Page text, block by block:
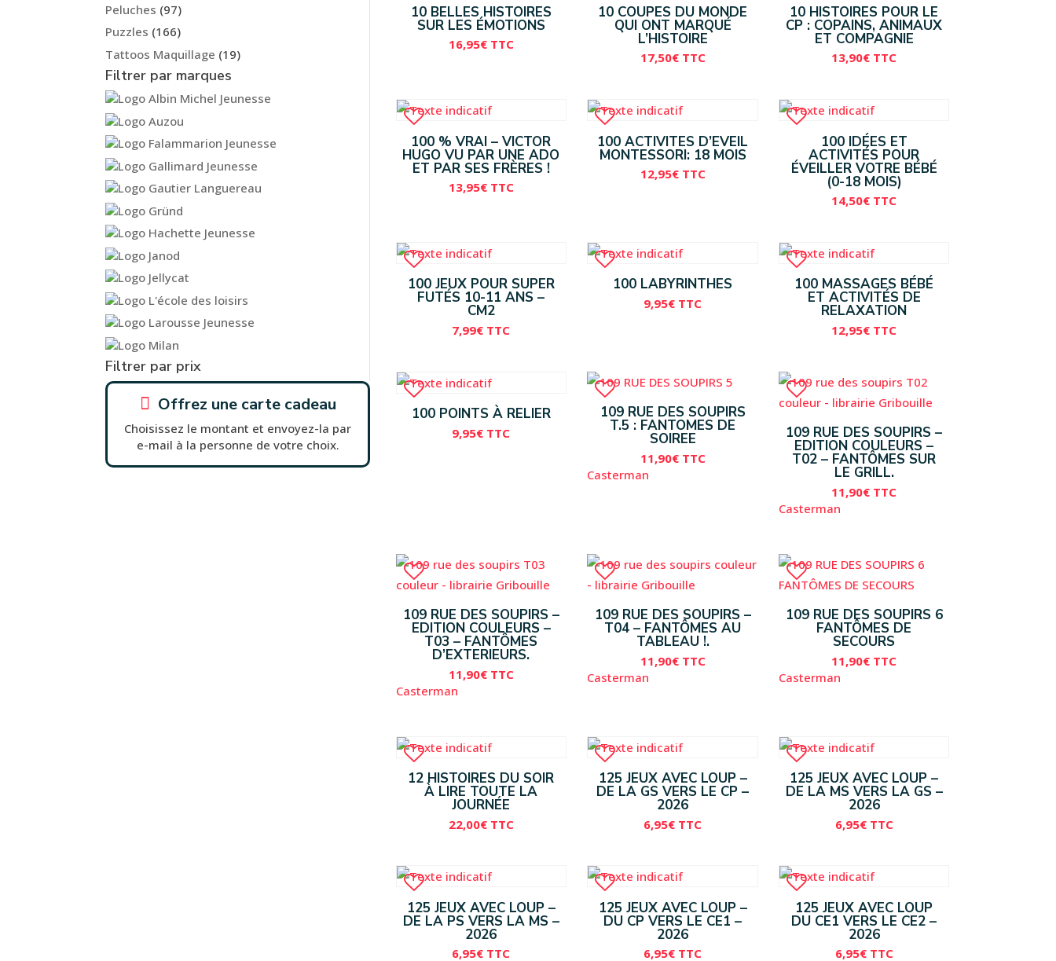
Peluches (97)
Puzzles (166)
Tattoos Maquillage (19)
Filtrer par marques
Filtrer par prix
 Offrez une carte cadeau
Choisissez le montant et envoyez-la par
e-mail à la personne de votre choix.
10 BELLES HISTOIRES
SUR LES ÉMOTIONS
16,95€ TTC
10 COUPES DU MONDE
QUI ONT MARQUÉ
L’HISTOIRE
17,50€ TTC
10 HISTOIRES POUR LE
CP : COPAINS, ANIMAUX
ET COMPAGNIE
13,90€ TTC
100 % VRAI – VICTOR
HUGO VU PAR UNE ADO
ET PAR SES FRÈRES !
13,95€ TTC
100 ACTIVITES D’EVEIL
MONTESSORI: 18 MOIS
12,95€ TTC
100 IDÉES ET
ACTIVITÉS POUR
ÉVEILLER VOTRE BÉBÉ
(0-18 MOIS)
14,50€ TTC
100 JEUX POUR SUPER
FUTÉS 10-11 ANS –
CM2
7,99€ TTC
100 LABYRINTHES
9,95€ TTC
100 MASSAGES BÉBÉ
ET ACTIVITÉS DE
RELAXATION
12,95€ TTC
100 POINTS À RELIER
9,95€ TTC
109 RUE DES SOUPIRS
T.5 : FANTOMES DE
SOIREE
11,90€ TTC
Casterman
109 RUE DES SOUPIRS –
EDITION COULEURS –
T02 – FANTÔMES SUR
LE GRILL.
11,90€ TTC
Casterman
109 RUE DES SOUPIRS –
EDITION COULEURS –
T03 – FANTÔMES
D’EXTERIEURS.
11,90€ TTC
Casterman
109 RUE DES SOUPIRS –
T04 – FANTÔMES AU
TABLEAU !.
11,90€ TTC
Casterman
109 RUE DES SOUPIRS 6
FANTÔMES DE
SECOURS
11,90€ TTC
Casterman
12 HISTOIRES DU SOIR
À LIRE TOUTE LA
JOURNÉE
22,00€ TTC
125 JEUX AVEC LOUP –
DE LA GS VERS LE CP –
2026
6,95€ TTC
125 JEUX AVEC LOUP –
DE LA MS VERS LA GS –
2026
6,95€ TTC
125 JEUX AVEC LOUP –
DE LA PS VERS LA MS –
2026
6,95€ TTC
125 JEUX AVEC LOUP –
DU CP VERS LE CE1 –
2026
6,95€ TTC
125 JEUX AVEC LOUP
DU CE1 VERS LE CE2 –
2026
6,95€ TTC